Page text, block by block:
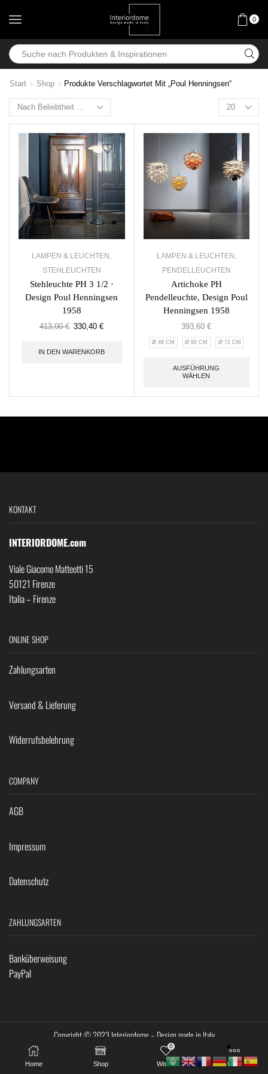
0
Start Shop Produkte Verschlagwortet Mit „Poul Henningsen“
LAMPEN & LEUCHTEN ,
STEHLEUCHTEN
Stehleuchte PH 3 1/2 ·
Design Poul Henningsen
1958
413,00€ 330,40€
IN DEN WARENKORB
LAMPEN & LEUCHTEN ,
PENDELLEUCHTEN
Artichoke PH
Pendelleuchte, Design Poul
Henningsen 1958
393,60€
Ø 48 CM Ø 60 CM Ø 72 CM
AUSFÜHRUNG
WÄHLEN
KONTAKT
INTERIORDOME.com
Viale Giacomo Matteotti 15
50121 Firenze
Italia – Firenze
ONLINE SHOP
Zahlungsarten
Versand & Lieferung
Widerrufsbelehrung
COMPANY
AGB
Impressum
Datenschutz
ZAHLUNGSARTEN
Banküberweisung
PayPal
Copyright © 2023 Interiordome – Design made in Italy
Home Shop
0
Wishlist More